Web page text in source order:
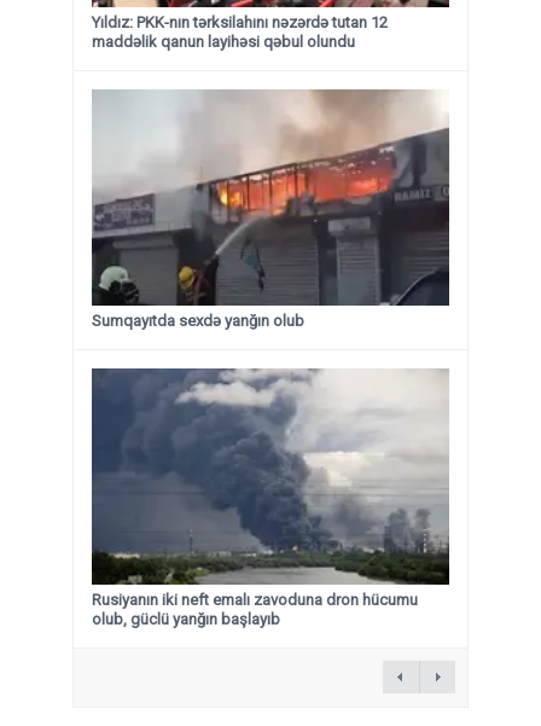
Yıldız: PKK-nın tərksilahını nəzərdə tutan 12
maddəlik qanun layihəsi qəbul olundu ​​​​​​​
Sumqayıtda sexdə yanğın olub
Rusiyanın iki neft emalı zavoduna dron hücumu
olub, güclü yanğın başlayıb